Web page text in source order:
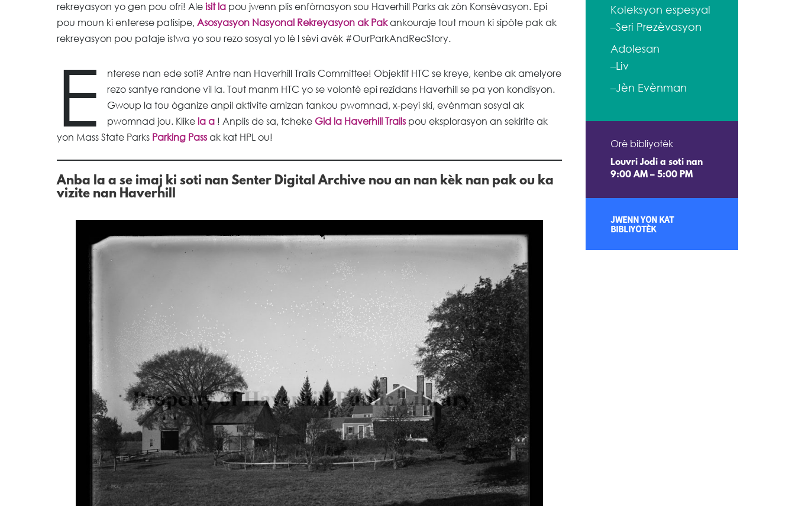
rekreyasyon yo gen pou ofri! Ale isit la pou jwenn plis enfòmasyon sou Haverhill Parks ak zòn Konsèvasyon. Epi
pou moun ki enterese patisipe, Asosyasyon Nasyonal Rekreyasyon ak Pakankouraje tout moun ki sipòte pak ak
rekreyasyon pou pataje istwa yo sou rezo sosyal yo lè l sèvi avèk #OurParkAndRecStory.
E
nterese nan ede soti? Antre nan Haverhill Trails Committee! Objektif HTC se kreye, kenbe ak amelyore
rezo santye randone vil la. Tout manm HTC yo se volontè epi rezidans Haverhill se pa yon kondisyon.
Gwoup la tou òganize anpil aktivite amizan tankou pwomnad, x-peyi ski, evènman sosyal ak
pwomnad jou. Klike la a ! Anplis de sa, tcheke Gid la Haverhill Trails pou eksplorasyon an sekirite ak
yon Mass State Parks Parking Pass ak kat HPL ou!
Anba la a se imaj ki soti nan Senter Digital Archive nou an nan kèk nan pak ou ka
vizite nan Haverhill
Koleksyon espesyal
–Seri Prezèvasyon
Adolesan
–Liv
–Jèn Evènman
Orè bibliyotèk
Louvri Jodi a soti nan
9:00 AM – 5:00 PM
JWENN YON KAT
BIBLIYOTÈK